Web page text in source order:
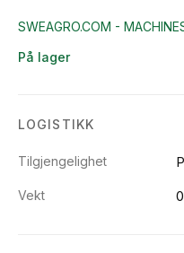
SWEAGRO.COM -
På lager
LOGISTIKK
Tilgjengelighet
Vekt